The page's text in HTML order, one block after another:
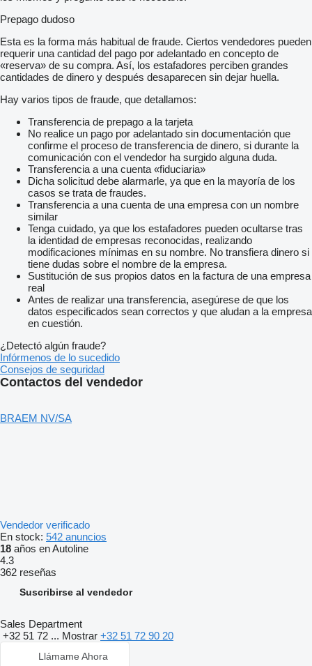
Prepago dudoso
Esta es la forma más habitual de fraude. Ciertos vendedores pueden
requerir una cantidad del pago por adelantado en concepto de
«reserva» de su compra. Así, los estafadores perciben grandes
cantidades de dinero y después desaparecen sin dejar huella.
Hay varios tipos de fraude, que detallamos:
Transferencia de prepago a la tarjeta
No realice un pago por adelantado sin documentación que
confirme el proceso de transferencia de dinero, si durante la
comunicación con el vendedor ha surgido alguna duda.
Transferencia a una cuenta «fiduciaria»
Dicha solicitud debe alarmarle, ya que en la mayoría de los
casos se trata de fraudes.
Transferencia a una cuenta de una empresa con un nombre
similar
Tenga cuidado, ya que los estafadores pueden ocultarse tras
la identidad de empresas reconocidas, realizando
modificaciones mínimas en su nombre. No transfiera dinero si
tiene dudas sobre el nombre de la empresa.
Sustitución de sus propios datos en la factura de una empresa
real
Antes de realizar una transferencia, asegúrese de que los
datos especificados sean correctos y que aludan a la empresa
en cuestión.
¿Detectó algún fraude?
Infórmenos de lo sucedido
Consejos de seguridad
Contactos del vendedor
BRAEM NV/SA
Vendedor verificado
En stock: 542 anuncios
18 años en Autoline
4.3
362 reseñas
Suscribirse al vendedor
Sales Department
+32 51 72 ... Mostrar +32 51 72 90 20
Llámame Ahora